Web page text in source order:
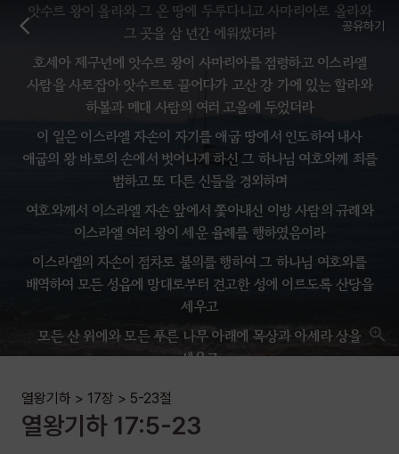
공유하기
앗수르 왕이 올라와 그 온 땅에 두루다니고 사마리아로 올라와
그 곳을 삼 년간 에워쌌더라
호세아 제구년에 앗수르 왕이 사마리아를 점령하고 이스라엘
사람을 사로잡아 앗수르로 끌어다가 고산 강 가에 있는 할라와
하볼과 메대 사람의 여러 고을에 두었더라
이 일은 이스라엘 자손이 자기를 애굽 땅에서 인도하여 내사
애굽의 왕 바로의 손에서 벗어나게 하신 그 하나님 여호와께 죄를
범하고 또 다른 신들을 경외하며
여호와께서 이스라엘 자손 앞에서 쫓아내신 이방 사람의 규례와
이스라엘 여러 왕이 세운 율례를 행하였음이라
이스라엘의 자손이 점차로 불의를 행하여 그 하나님 여호와를
배역하여 모든 성읍에 망대로부터 견고한 성에 이르도록 산당을
세우고
모든 산 위에와 모든 푸른 나무 아래에 목상과 아세라 상을
세우고
또 여호와께서 그들 앞에서 물리치신 이방 사람 같이 그 곳 모든
산당에서 분향하며 또 악을 행하여 여호와를 격노하게 하였으며
또 우상을 섬겼으니 이는 여호와께서 그들에게 행하지 말라고
열왕기하 > 17장 > 5-23절
열왕기하 17:5-23